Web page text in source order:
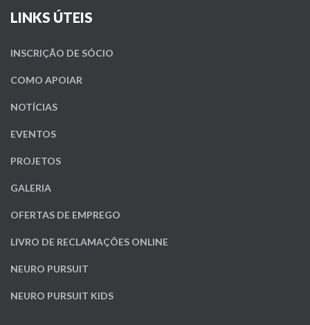
LINKS ÚTEIS
INSCRIÇÃO DE SÓCIO
COMO APOIAR
NOTÍCIAS
EVENTOS
PROJETOS
GALERIA
OFERTAS DE EMPREGO
LIVRO DE RECLAMAÇÕES ONLINE
NEURO PURSUIT
NEURO PURSUIT KIDS